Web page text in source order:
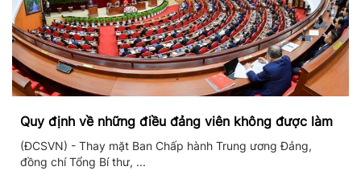
Quy định về những điều đảng viên không được làm
(ĐCSVN) - Thay mặt Ban Chấp hành Trung ương Đảng,
đồng chí Tổng Bí thư, ...